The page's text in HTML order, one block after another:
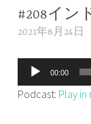
#208イン
2021年8月24日
声
プ
00:00
Podcast: Play